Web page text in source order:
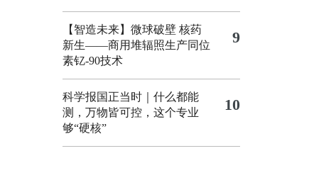
【智造未来】微球破壁 核药
新生——商用堆辐照生产同位
素钇-90技术
9
科学报国正当时｜什么都能
测，万物皆可控，这个专业
够“硬核”
10